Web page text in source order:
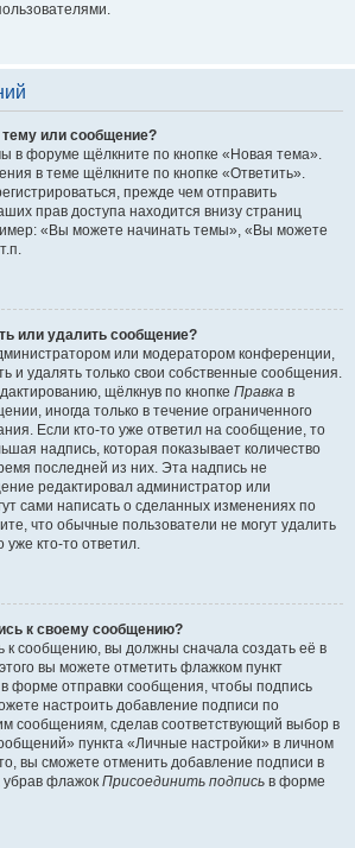
или сообщение?
в форуме щёлкните по кнопке «Новая тема».
в теме щёлкните по кнопке «Ответить».
прежде чем отправить
прав доступа находится внизу страниц
«Вы можете начинать темы», «Вы можете
или удалить сообщение?
или модератором конференции,
и удалять только свои собственные сообщения.
щёлкнув по кнопке Правка в
иногда только в течение ограниченного
Если кто-то уже ответил на сообщение, то
надпись, которая показывает количество
последней из них. Эта надпись не
редактировал администратор или
сами написать о сделанных изменениях по
что обычные пользователи не могут удалить
кто-то ответил.
к своему сообщению?
к сообщению, вы должны сначала создать её в
вы можете отметить флажком пункт
в форме отправки сообщения, чтобы подпись
настроить добавление подписи по
сообщениям, сделав соответствующий выбор в
пункта «Личные настройки» в личном
вы сможете отменить добавление подписи в
флажок Присоединить подпись в форме